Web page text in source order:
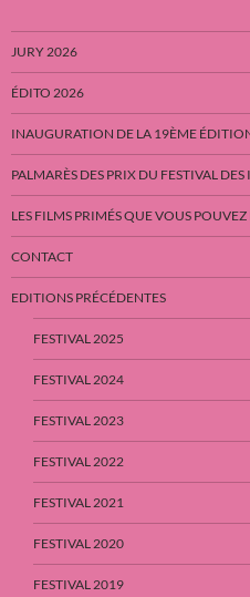
JURY 2026
ÉDITO 2026
INAUGURATION DE LA 19ÈME
PALMARÈS DES PRIX DU FESTIVAL
LES FILMS PRIMÉS QUE VOUS
CONTACT
EDITIONS PRÉCÉDENTES
FESTIVAL 2025
FESTIVAL 2024
FESTIVAL 2023
FESTIVAL 2022
FESTIVAL 2021
FESTIVAL 2020
FESTIVAL 2019